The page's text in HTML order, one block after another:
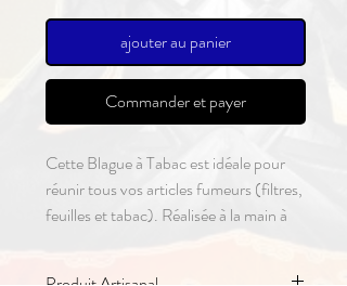
ajouter au panier
Commander et payer
Cette Blague à Tabac est idéale pour
réunir tous vos articles fumeurs (filtres,
feuilles et tabac). Réalisée à la main à